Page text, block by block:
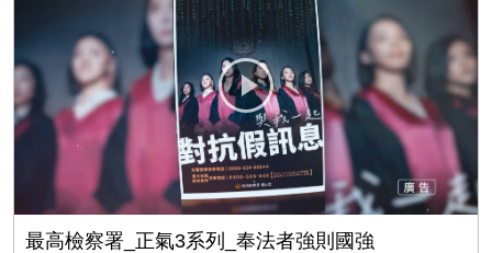
最高檢察署_正氣3系列_奉法者強則國強